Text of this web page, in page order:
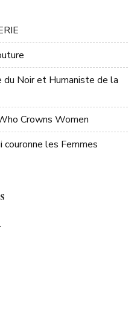
Noir et Humaniste de la
Crowns Women
couronne les Femmes